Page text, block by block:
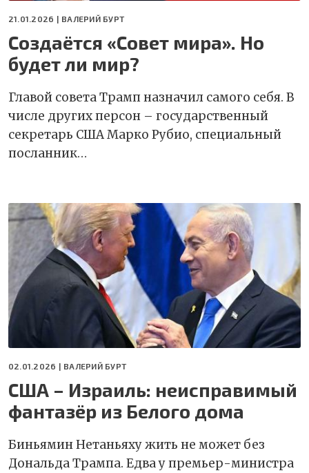
21.01.2026 | ВАЛЕРИЙ БУРТ
Создаётся «Совет мира». Но
будет ли мир?
Главой совета Трамп назначил самого себя. В
числе других персон – государственный
секретарь США Марко Рубио, специальный
посланник…
02.01.2026 | ВАЛЕРИЙ БУРТ
США – Израиль: неисправимый
фантазёр из Белого дома
Биньямин Нетаньяху жить не может без
Дональда Трампа. Едва у премьер-министра